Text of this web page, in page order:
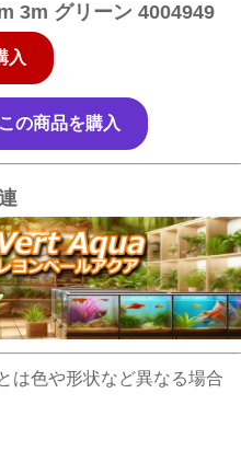
3m グリーン 4004949
入
の商品を購入
は色や形状など異なる場合